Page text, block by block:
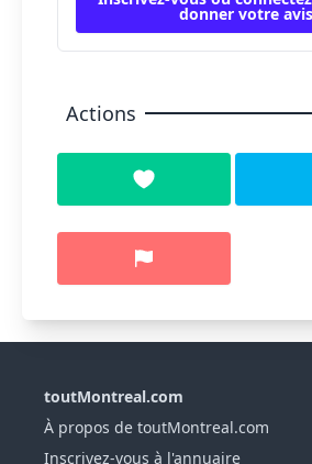
donner votre avis
Actions
toutMontreal.com
À propos de toutMontreal.com
Inscrivez-vous à l'annuaire